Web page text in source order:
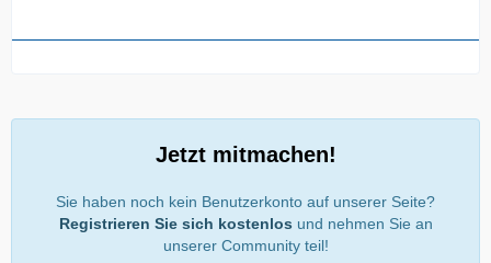
Jetzt mitmachen!
Sie haben noch kein Benutzerkonto auf unserer Seite?
Registrieren Sie sich kostenlos und nehmen Sie an
unserer Community teil!